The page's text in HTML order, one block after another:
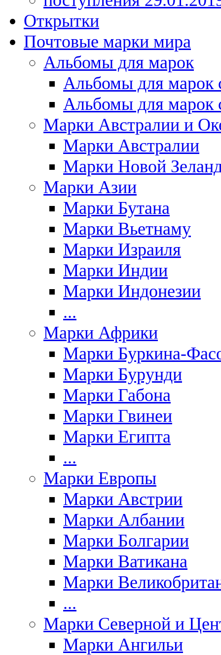
Открытки
Почтовые марки мира
Альбомы для марок
Альбомы для марок
Альбомы для марок
Марки Австралии и
Марки Австралии
Марки Новой
Марки Азии
Марки Бутана
Марки Вьетнаму
Марки Израиля
Марки Индии
Марки Индонезии
...
Марки Африки
Марки Буркина-
Марки Бурунди
Марки Габона
Марки Гвинеи
Марки Египта
...
Марки Европы
Марки Австрии
Марки Албании
Марки Болгарии
Марки Ватикана
Марки
...
Марки Северной и
Марки Ангильи